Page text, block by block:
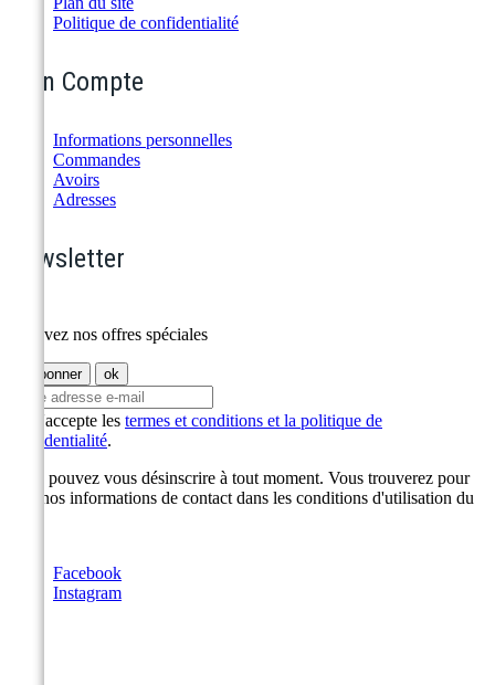
Politique de confidentialité
Mon Compte
Informations personnelles
Commandes
Avoirs
Adresses
Newsletter
Recevez nos offres spéciales
J'accepte les termes et conditions et la politique de
confidentialité.
Vous pouvez vous désinscrire à tout moment. Vous trouverez pour
cela nos informations de contact dans les conditions d'utilisation du
Facebook
Instagram